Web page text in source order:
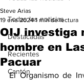
Todas las noticias
Destacadas
Recientes
Cantón
OIJ investiga
hombre en
Pacuar
Steve Arias
19 ene 2024 1 min de lectura
El Organismo de